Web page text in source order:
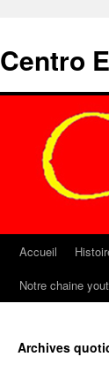
contenu
Centro
Accueil
Notre chaine
Archives